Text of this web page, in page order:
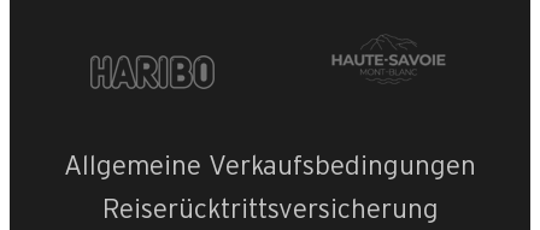
Allgemeine Verkaufsbedingungen
Reiserücktrittsversicherung